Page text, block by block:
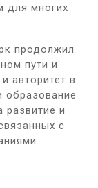
для многих
продолжил
пути и
авторитет в
образование
развитие и
с